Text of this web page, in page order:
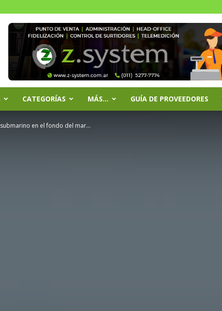
CATEGORÍAS MÁS… GUÍA DE PROVEEDORES
en el fondo del mar...